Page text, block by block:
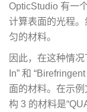
OpticStudio 有一
计算表面的光程
匀的材料。
因此，在这种情
In” 和
面的材料。在示例
构 3 的材料是